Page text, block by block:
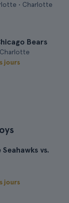
• Charlotte
Bears
Charlotte
jours
vs.
jours